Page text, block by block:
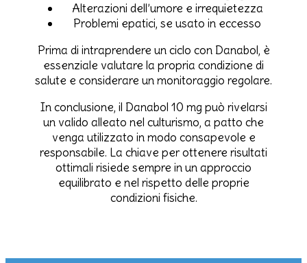
Alterazioni dell’umore e irrequietezza
Problemi epatici, se usato in eccesso
Prima di intraprendere un ciclo con Danabol, è
essenziale valutare la propria condizione di
salute e considerare un monitoraggio regolare.
In conclusione, il Danabol 10 mg può rivelarsi
un valido alleato nel culturismo, a patto che
venga utilizzato in modo consapevole e
responsabile. La chiave per ottenere risultati
ottimali risiede sempre in un approccio
equilibrato e nel rispetto delle proprie
condizioni fisiche.